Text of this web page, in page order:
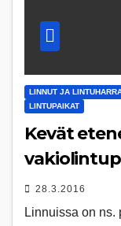
LINNUT JA
LINTUPAIKAT
Kevät
28.3.2016
Linnuissa on